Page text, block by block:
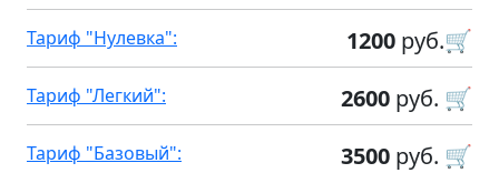
1200 руб.🛒
Тариф "Нулевка":
2600 руб. 🛒
Тариф "Легкий":
3500 руб. 🛒
Тариф "Базовый":